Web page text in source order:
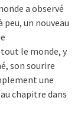
a observé
un nouveau
le monde, y
son sourire
une
chapitre dans